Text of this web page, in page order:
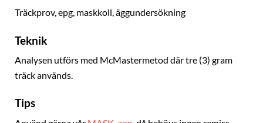
Träckprov, epg, maskkoll, äggundersökning
Teknik
Analysen utförs med McMastermetod där tre (3) gram
träck används.
Tips